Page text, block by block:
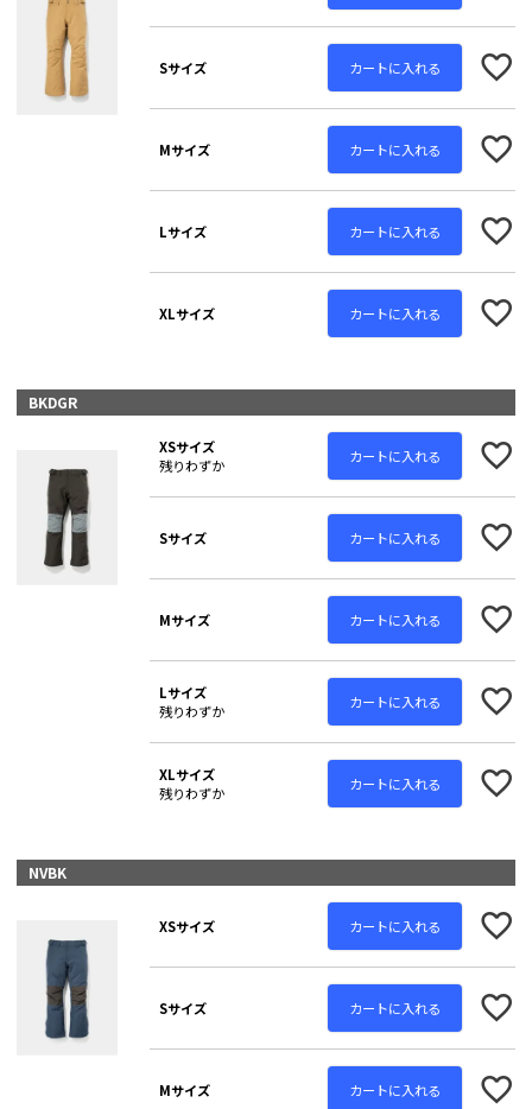
Sサイズ カートに入れる
Mサイズ カートに入れる
Lサイズ カートに入れる
XLサイズ カートに入れる
BKDGR
XSサイズ
残りわずか
カートに入れる
Sサイズ カートに入れる
Mサイズ カートに入れる
Lサイズ
残りわずか
カートに入れる
XLサイズ
残りわずか
カートに入れる
NVBK
XSサイズ カートに入れる
Sサイズ カートに入れる
Mサイズ カートに入れる